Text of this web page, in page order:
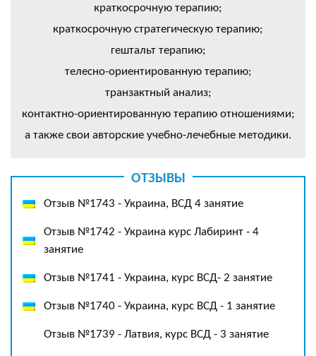
краткосрочную терапию;
краткосрочную стратегическую терапию;
гештальт терапию;
телесно-ориентированную терапию;
транзактный анализ;
контактно-ориентированную терапию отношениями;
а также свои авторские учебно-лечебные методики.
ОТЗЫВЫ
Отзыв №1743 - Украина, ВСД 4 занятие
Отзыв №1742 - Украина курс Лабиринт - 4
занятие
Отзыв №1741 - Украина, курс ВСД- 2 занятие
Отзыв №1740 - Украина, курс ВСД - 1 занятие
Отзыв №1739 - Латвия, курс ВСД - 3 занятие